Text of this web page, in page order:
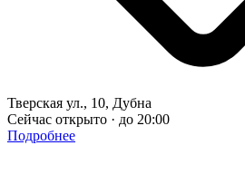
Тверская ул., 10, Дубна
Сейчас открыто · до 20:00
Подробнее